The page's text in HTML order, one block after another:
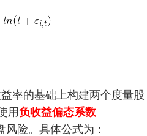
率的基础上构建两个度量股
用负收益偏态系数
风险。具体公式为：